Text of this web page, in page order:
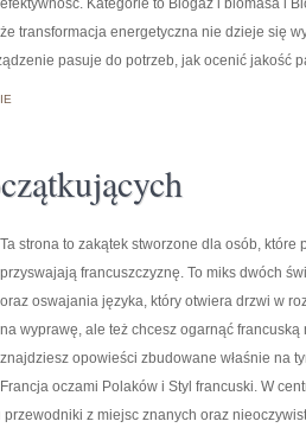
efektywność. Kategorie to Biogaz i biomasa i
że transformacja energetyczna nie dzieje się
pasuje do potrzeb, jak ocenić jakość
Ta strona to zakątek stworzone dla osób,
przyswajają francuszczyznę. To miks dwóch
oraz oswajania języka, który otwiera drzwi w
na wyprawę, ale też chcesz ogarnąć
znajdziesz opowieści zbudowane właśnie na
Francja oczami Polaków i Styl francuski. W
z miejsc znanych oraz